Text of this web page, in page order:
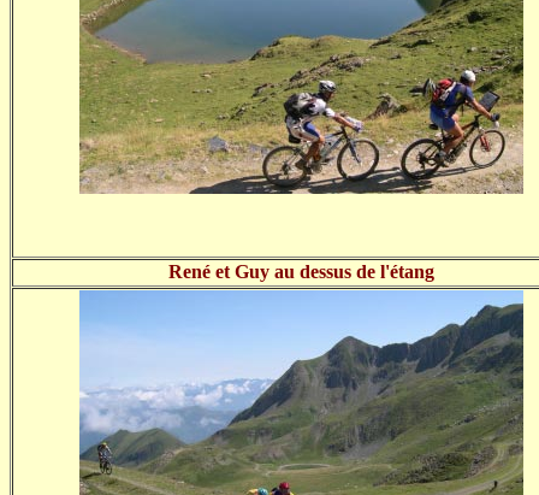
René et Guy au dessus de l'étang